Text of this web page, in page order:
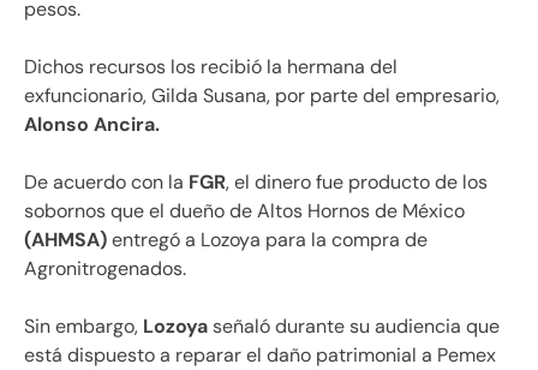
pesos.
Dichos recursos los recibió la hermana del
exfuncionario, Gilda Susana, por parte del empresario,
Alonso Ancira.
De acuerdo con la FGR, el dinero fue producto de los
sobornos que el dueño de Altos Hornos de México
(AHMSA)entregó a Lozoya para la compra de
Agronitrogenados.
Sin embargo, Lozoyaseñaló durante su audiencia que
está dispuesto a reparar el daño patrimonial a Pemex